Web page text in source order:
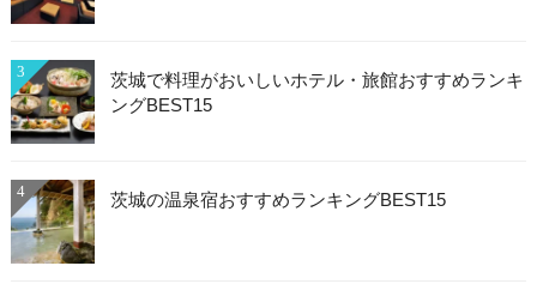
3
茨城で料理がおいしいホテル・旅館おすすめランキ
ングBEST15
4 茨城の温泉宿おすすめランキングBEST15